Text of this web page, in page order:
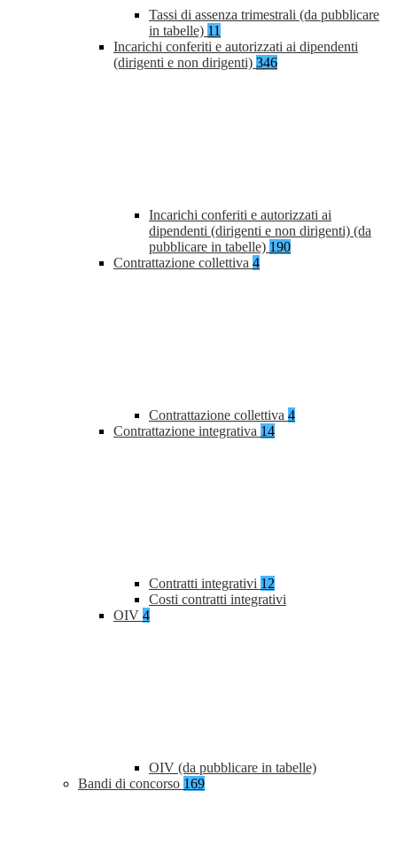
Tassi di assenza trimestrali (da pubblicare
in tabelle) 11
Incarichi conferiti e autorizzati ai dipendenti
(dirigenti e non dirigenti) 346
Incarichi conferiti e autorizzati ai
dipendenti (dirigenti e non dirigenti) (da
pubblicare in tabelle) 190
Contrattazione collettiva 4
Contrattazione collettiva 4
Contrattazione integrativa 14
Contratti integrativi 12
Costi contratti integrativi
OIV 4
OIV (da pubblicare in tabelle)
Bandi di concorso 169